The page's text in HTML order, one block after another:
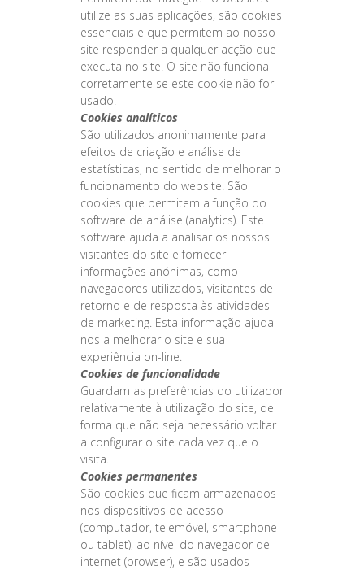
utilize as suas aplicações, são cookies
essenciais e que permitem ao nosso
site responder a qualquer acção que
executa no site. O site não funciona
corretamente se este cookie não for
usado.
Cookies analíticos
São utilizados anonimamente para
efeitos de criação e análise de
estatísticas, no sentido de melhorar o
funcionamento do website. São
cookies que permitem a função do
software de análise (analytics). Este
software ajuda a analisar os nossos
visitantes do site e fornecer
informações anónimas, como
navegadores utilizados, visitantes de
retorno e de resposta às atividades
de marketing. Esta informação ajuda-
nos a melhorar o site e sua
experiência on-line.
Cookies de funcionalidade
Guardam as preferências do utilizador
relativamente à utilização do site, de
forma que não seja necessário voltar
a configurar o site cada vez que o
visita.
Cookies permanentes
São cookies que ficam armazenados
nos dispositivos de acesso
(computador, telemóvel, smartphone
ou tablet), ao nível do navegador de
internet (browser), e são usados